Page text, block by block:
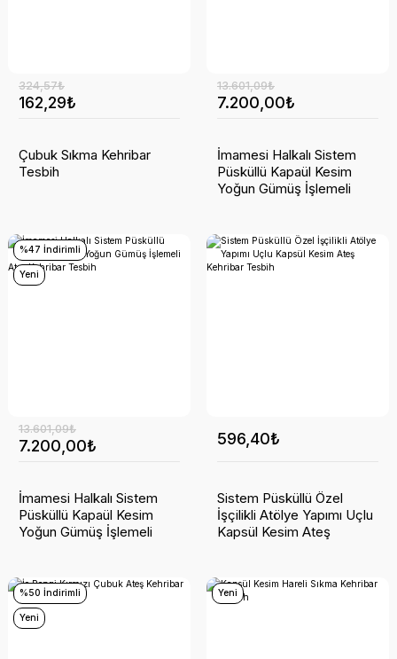
162,29₺
324,57₺
Çubuk Sıkma Kehribar
Tesbih
7.200,00₺
13.601,09₺
İmamesi Halkalı Sistem
Püsküllü Kapaül Kesim
Yoğun Gümüş İşlemeli
%47 İndirimli
Yeni
7.200,00₺
13.601,09₺
İmamesi Halkalı Sistem
Püsküllü Kapaül Kesim
Yoğun Gümüş İşlemeli
596,40₺
Sistem Püsküllü Özel
İşçilikli Atölye Yapımı Uçlu
Kapsül Kesim Ateş
%50 İndirimli
Yeni
Yeni